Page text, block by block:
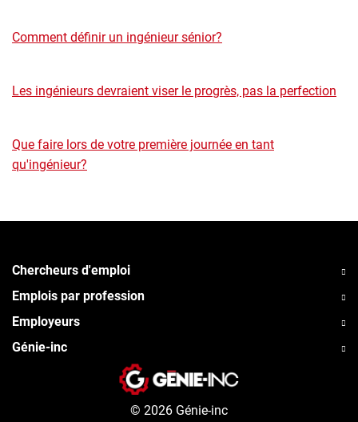
Comment définir un ingénieur sénior?
Les ingénieurs devraient viser le progrès, pas la perfection
Que faire lors de votre première journée en tant
qu'ingénieur?
Chercheurs d'emploi
Emplois par profession
Employeurs
Génie-inc
© 2026 Génie-inc